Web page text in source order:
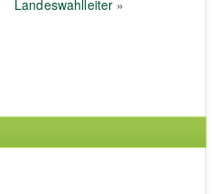
Landeswahlleiter »